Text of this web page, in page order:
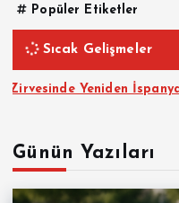
Popüler Etiketler
Sıcak Gelişmeler
Yeniden İspanya
Günün Yazıları